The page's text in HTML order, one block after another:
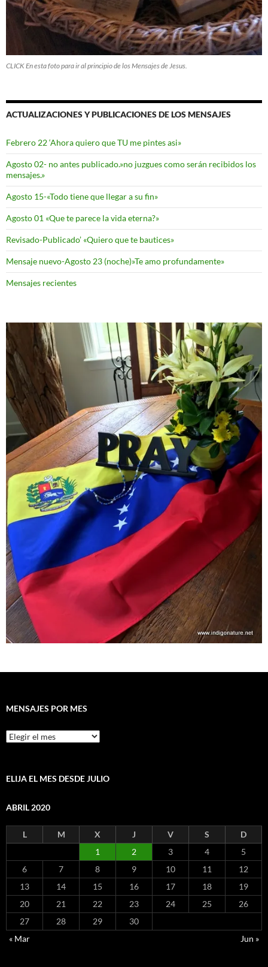
CLICK En esta foto para ir al principio de los Mensajes de Jesus.
ACTUALIZACIONES Y PUBLICACIONES DE LOS MENSAJES
Febrero 22 ‘Ahora quiero que TU me pintes asi»
Agosto 02- no antes publicado.»no juzgues como serán recibidos los
mensajes.»
Agosto 15-«Todo tiene que llegar a su fin»
Agosto 01 «Que te parece la vida eterna?»
Revisado-Publicado’ «Quiero que te bautices»
Mensaje nuevo-Agosto 23 (noche)»Te amo profundamente»
Mensajes recientes
MENSAJES POR MES
Mensajes
por
ELIJA EL MES DESDE JULIO
ABRIL 2020
L M X J V S
D
1
2 3 4
5
6
7 8 9 10 11
12
13
14 15 16 17 18
19
20
21 22 23 24 25
26
27
28 29
30
« Mar
Jun »